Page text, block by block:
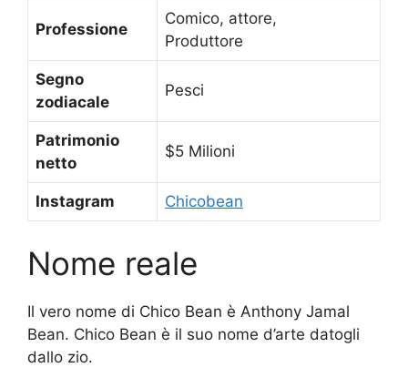
Professione
Comico, attore,
Produttore
Segno
zodiacale
Pesci
Patrimonio
netto
$5 Milioni
Instagram Chicobean
Nome reale
Il vero nome di Chico Bean è Anthony Jamal
Bean. Chico Bean è il suo nome d’arte datogli
dallo zio.